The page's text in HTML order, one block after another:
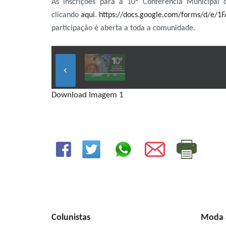
As inscrições para a 10ª Conferência
clicando aqui. https://docs.google.com/forms/d/e/
participação é aberta a toda a comunidade.
keyboard_arrow_left
Download Imagem 1
Colunistas Moda